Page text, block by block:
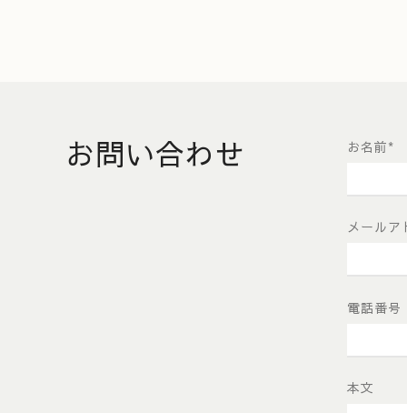
お問い合わせ お名前*
メールア
電話番号
本文